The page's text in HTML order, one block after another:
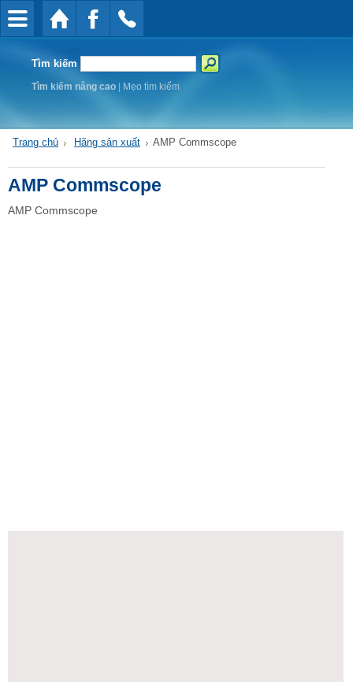
Tìm kiếm
Tìm kiếm nâng cao| Mẹo tìm kiếm
Trang chủ Hãng sản xuất AMP Commscope
AMP Commscope
AMP Commscope